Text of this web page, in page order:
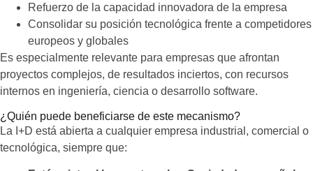
Refuerzo de la capacidad innovadora de la empresa
Consolidar su posición tecnológica frente a competidores
europeos y globales
Es especialmente relevante para empresas que afrontan
proyectos complejos, de resultados inciertos, con recursos
internos en ingeniería, ciencia o desarrollo software.
¿Quién puede beneficiarse de este mecanismo?
La I+D está abierta a cualquier empresa industrial, comercial o
tecnológica, siempre que: